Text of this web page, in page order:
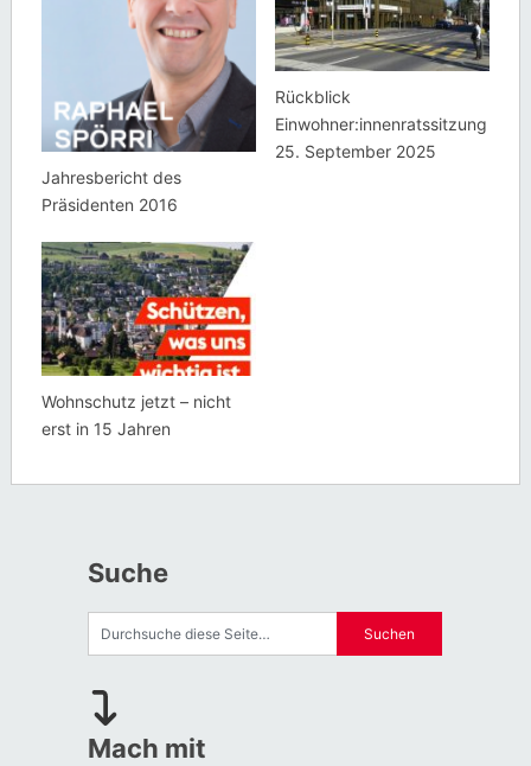
Jahresbericht des
Präsidenten 2016
Rückblick
Einwohner:innenratssitzung
25. September 2025
Wohnschutz jetzt – nicht
erst in 15 Jahren
Suche
Mach mit